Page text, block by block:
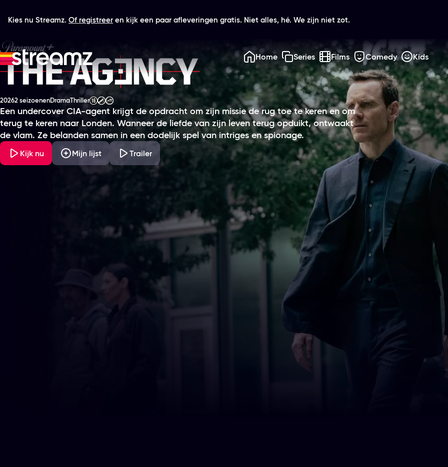
Kies nu Streamz. Of registreer en kijk een paar afleveringen gratis. Niet alles, hé. We zijn niet zot.
Home Series Films Comedy Kids
The Agency
Productiejaar
20262 seizoenen
Genre Drama
Genre Thriller
Leeftijdsclassificatie
Een undercover CIA-agent krijgt de opdracht om zijn missie de rug toe te keren en om
terug te keren naar Londen. Wanneer de liefde van zijn leven terug opduikt, ontwaakt
de vlam. Ze belanden samen in een dodelijk spel van intriges en spionage.
Kijk nu Mijn lijst Trailer